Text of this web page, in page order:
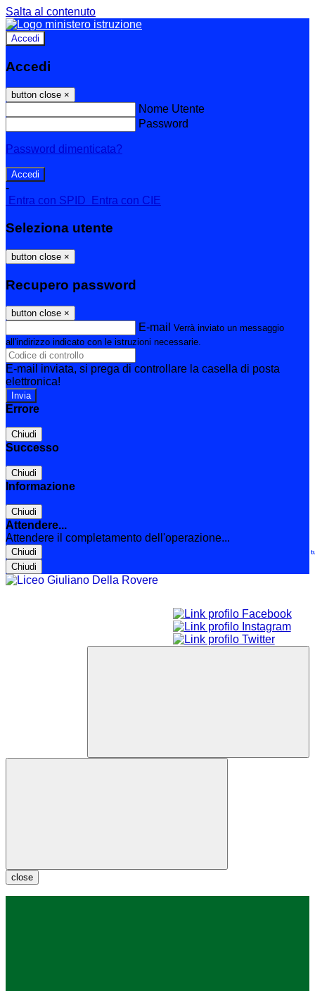
Salta al contenuto
Accedi
Accedi
button close ×
Nome Utente
Password
Password dimenticata?
-
Entra con SPID
Entra con CIE
Seleziona utente
button close ×
Recupero password
button close ×
E-mail Verrà inviato un messaggio
all'indirizzo indicato con le istruzioni necessarie.
E-mail inviata, si prega di controllare la casella di posta
elettronica!
Errore
Chiudi
Successo
Chiudi
Informazione
Chiudi
Attendere...
Attendere il completamento dell'operazione...
Chiudi
Chiudi
Le
close